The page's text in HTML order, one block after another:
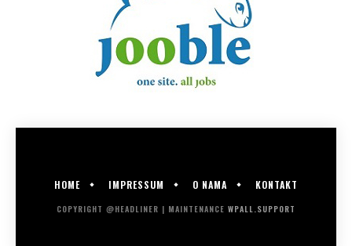
HOME IMPRESSUM O NAMA KONTAKT
COPYRIGHT @HEADLINER | MAINTENANCE WPALL.SUPPORT